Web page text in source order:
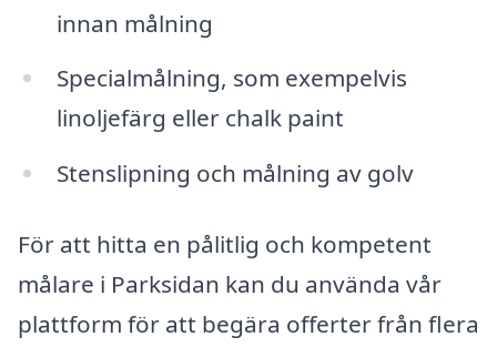
innan målning
Specialmålning, som exempelvis
linoljefärg eller chalk paint
Stenslipning och målning av golv
För att hitta en pålitlig och kompetent
målare i Parksidan kan du använda vår
plattform för att begära offerter från flera